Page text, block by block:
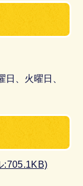
、火曜日、
:705.1KB)